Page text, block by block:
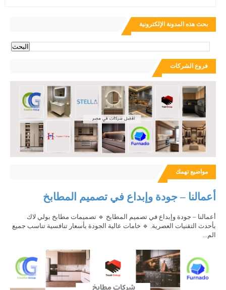
بحث هذه المدونة الإلكترونية
فروع الشركات
مواضيع تهمك
أعمالنا – جودة وإبداع في تصميم المطابخ
أعمالنا – جودة وإبداع في تصميم المطابخ 🔹 تصميمات مطابخ بولي لاك
بأحدث التقنيات العصرية. 🔹 خامات عالية الجودة بأسعار تنافسية تناسب جميع
الم...